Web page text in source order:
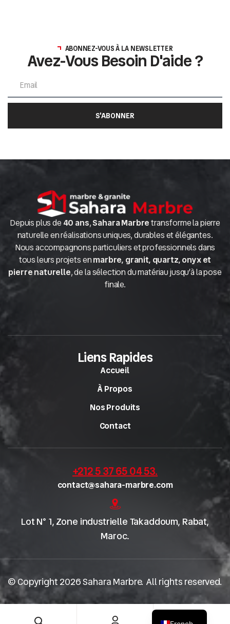
ABONNEZ-VOUS À LA NEWSLETTER
Avez-Vous Besoin D'aide ?
S'ABONNER
Depuis plus de 40 ans,Sahara Marbretransforme la pierre
naturelle en réalisations uniques, durables et élégantes.
Nous accompagnons particuliers et professionnels dans
tous leurs projets enmarbre, granit, quartz, onyx et
pierre naturelle, de la sélection du matériau jusqu’à la pose
finale.
Liens Rapides
Accueil
À Propos
Nos Produits
Contact
+212 5 37 65 04 53.
contact@sahara-marbre.com
Lot N° 1, Zone industrielle Takaddoum, Rabat,
Maroc.
© Copyright 2026 Sahara Marbre. All rights reserved.
English